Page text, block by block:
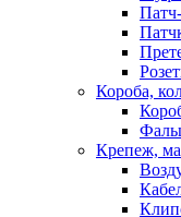
Короба,
Крепеж,